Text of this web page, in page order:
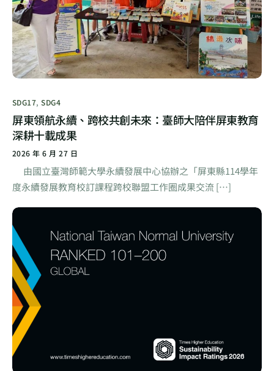
SDG17,SDG4
屏東領航永續、跨校共創未來：臺師大陪伴屏東教育
深耕十載成果
2026 年 6 月 27 日
由國立臺灣師範大學永續發展中心協辦之「屏東縣114學年
度永續發展教育校訂課程跨校聯盟工作圈成果交流 […]